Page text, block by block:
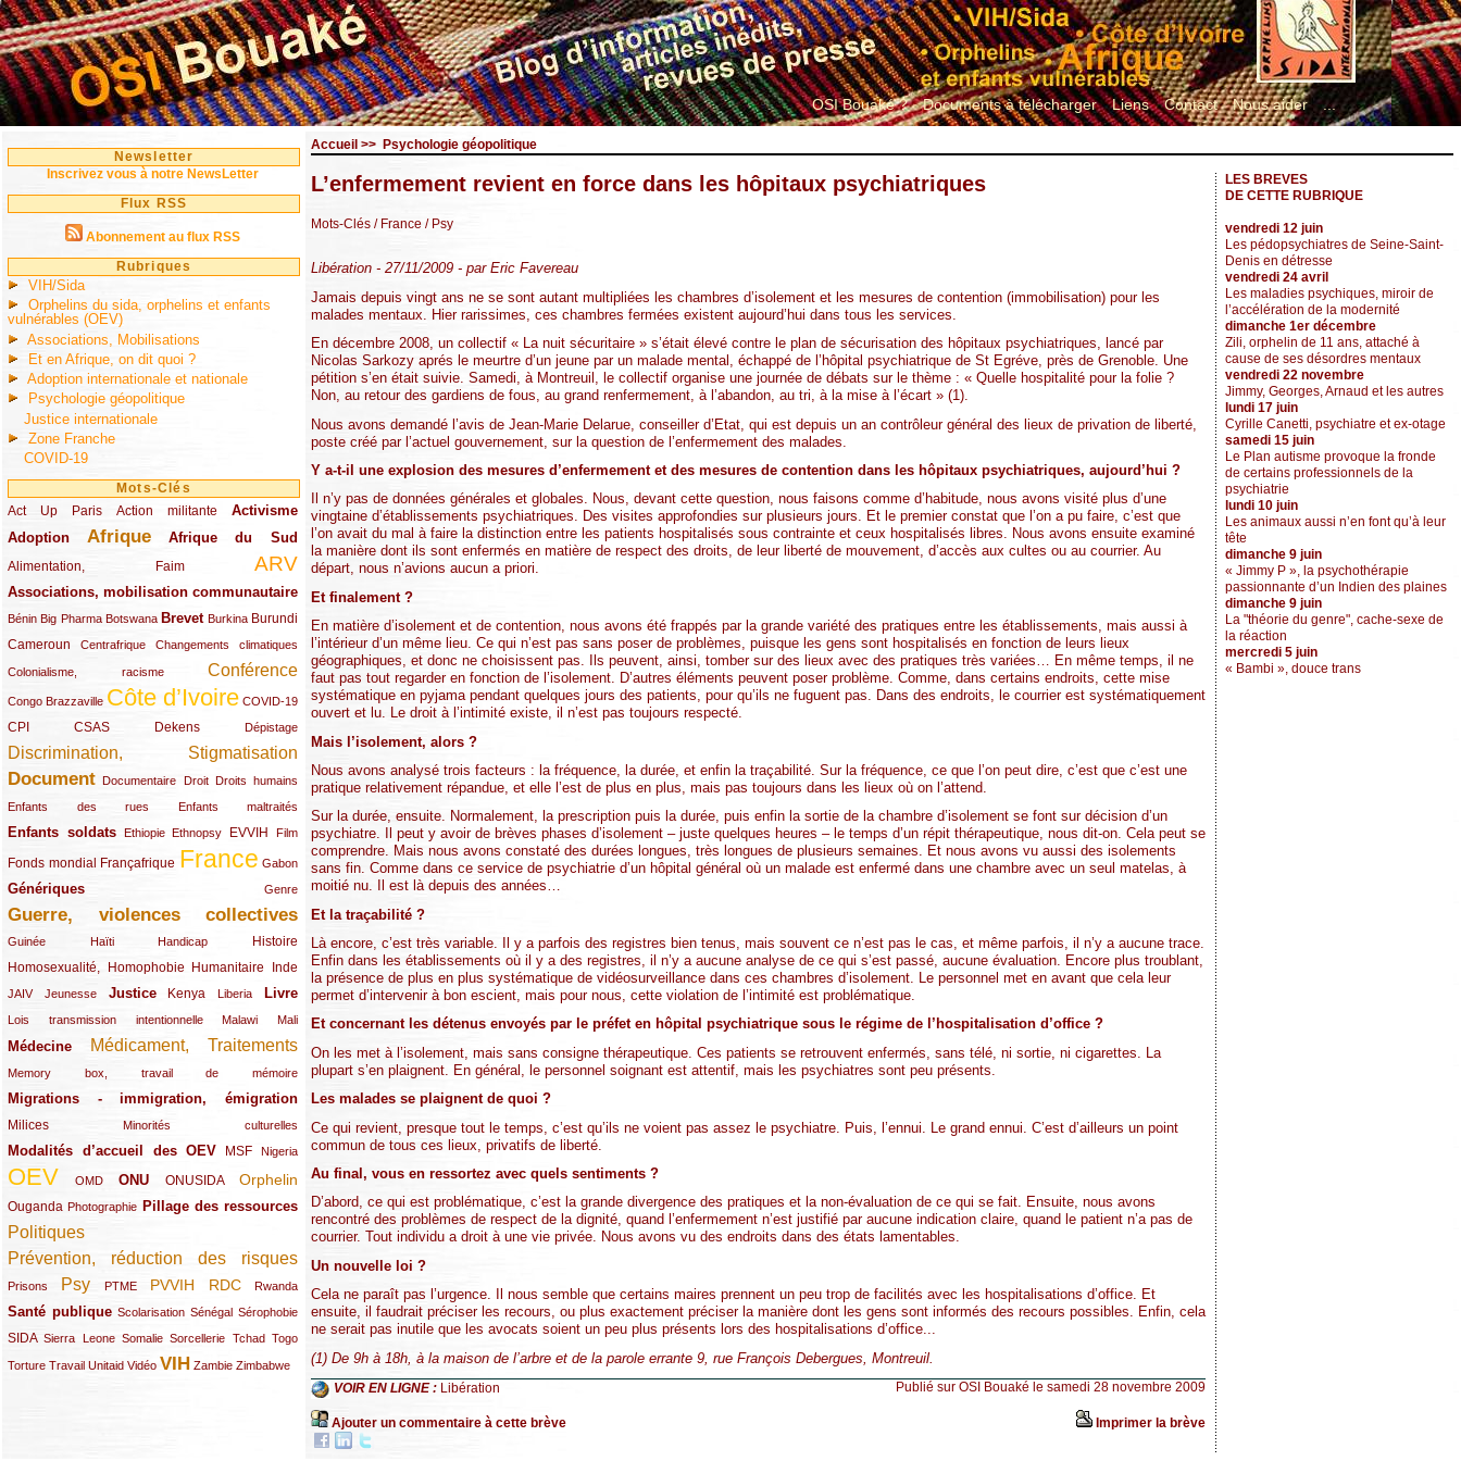
OSI Bouaké ? Documents à télécharger Liens Contact Nous aider ...
Newsletter
Inscrivez vous à notre NewsLetter
Flux RSS
Abonnement au flux RSS
Rubriques
VIH/Sida
Orphelins du sida, orphelins et enfants
vulnérables (OEV)
Associations, Mobilisations
Et en Afrique, on dit quoi ?
Adoption internationale et nationale
Psychologie géopolitique
Justice internationale
Zone Franche
COVID-19
Mots-Clés
Act Up Paris
(49/289) Action militante
(32/289) Activisme
(73/289)
Adoption
(82/289) Afrique
(161/289) Afrique du Sud
(73/289)
Alimentation, Faim
(48/289) ARV
(203/289)
Associations, mobilisation communautaire
(65/289)
Bénin
(13/289)Big Pharma
(16/289) Botswana
(9/289) Brevet
(83/289) Burkina
(18/289) Burundi
(30/289)
Cameroun
(47/289) Centrafrique
(23/289) Changements climatiques
(10/289)
Colonialisme, racisme
(19/289) Conférence
(118/289)
Congo Brazzaville
(24/289) Côte d’Ivoire
(263/289) COVID-19
(13/289)
CPI
(48/289) CSAS
(32/289) Dekens
(29/289) Dépistage
(19/289)
Discrimination, Stigmatisation
(131/289)
Document
(145/289) Documentaire
(9/289) Droit
(20/289) Droits humains
(22/289)
Enfants des rues
(21/289) Enfants maltraités
(10/289)
Enfants soldats
(68/289) Ethiopie
(12/289) Ethnopsy
(15/289) EVVIH
(55/289) Film
(22/289)
Fonds mondial
(48/289) Françafrique
(39/289) France
(289/289) Gabon
(12/289)
Génériques
(59/289) Genre
(22/289)
Guerre, violences collectives
(149/289)
Guinée
(12/289) Haïti
(15/289) Handicap
(10/289) Histoire
(49/289)
Homosexualité, Homophobie
(44/289) Humanitaire
(47/289) Inde
(34/289)
JAIV
(10/289)Jeunesse
(21/289) Justice
(65/289) Kenya
(35/289) Liberia
(25/289) Livre
(62/289)
Lois transmission intentionnelle
(24/289) Malawi
(11/289) Mali
(21/289)
Médecine
(62/289) Médicament, Traitements
(142/289)
Memory box, travail de mémoire
(11/289)
Migrations - immigration, émigration
(67/289)
Milices
(34/289) Minorités culturelles
(15/289)
Modalités d’accueil des OEV
(58/289) MSF
(54/289) Nigeria
(27/289)
OEV
(269/289) OMD
(26/289) ONU
(58/289) ONUSIDA
(44/289) Orphelin
(112/289)
Ouganda
(29/289) Photographie
(27/289) Pillage des ressources
(77/289)
Politiques
(120/289)
Prévention, réduction des risques
(131/289)
Prisons
(22/289) Psy
(119/289) PTME
(12/289) PVVIH
(111/289) RDC
(104/289) Rwanda
(23/289)
Santé publique
(59/289) Scolarisation
(9/289) Sénégal
(13/289) Sérophobie
(19/289)
SIDA
(29/289)Sierra Leone
(13/289) Somalie
(12/289) Sorcellerie
(19/289) Tchad
(10/289) Togo
(15/289)
Torture
(17/289)Travail
(21/289) Unitaid
(26/289) Vidéo
(23/289) VIH
(154/289) Zambie
(12/289) Zimbabwe
(21/289)
Accueil >> Psychologie géopolitique
L’enfermement revient en force dans les hôpitaux psychiatriques
Mots-Clés / France / Psy
Libération - 27/11/2009 - par Eric Favereau
Jamais depuis vingt ans ne se sont autant multipliées les chambres d’isolement et les mesures de contention (immobilisation) pour les
malades mentaux. Hier rarissimes, ces chambres fermées existent aujourd’hui dans tous les services.
En décembre 2008, un collectif « La nuit sécuritaire » s’était élevé contre le plan de sécurisation des hôpitaux psychiatriques, lancé par
Nicolas Sarkozy aprés le meurtre d’un jeune par un malade mental, échappé de l’hôpital psychiatrique de St Egréve, près de Grenoble. Une
pétition s’en était suivie. Samedi, à Montreuil, le collectif organise une journée de débats sur le thème : « Quelle hospitalité pour la folie ?
Non, au retour des gardiens de fous, au grand renfermement, à l’abandon, au tri, à la mise à l’écart » (1).
Nous avons demandé l’avis de Jean-Marie Delarue, conseiller d’Etat, qui est depuis un an contrôleur général des lieux de privation de liberté,
poste créé par l’actuel gouvernement, sur la question de l’enfermement des malades.
Y a-t-il une explosion des mesures d’enfermement et des mesures de contention dans les hôpitaux psychiatriques, aujourd’hui ?
Il n’y pas de données générales et globales. Nous, devant cette question, nous faisons comme d’habitude, nous avons visité plus d’une
vingtaine d’établissements psychiatriques. Des visites approfondies sur plusieurs jours. Et le premier constat que l’on a pu faire, c’est que
l’on avait du mal à faire la distinction entre les patients hospitalisés sous contrainte et ceux hospitalisés libres. Nous avons ensuite examiné
la manière dont ils sont enfermés en matière de respect des droits, de leur liberté de mouvement, d’accès aux cultes ou au courrier. Au
départ, nous n’avions aucun a priori.
Et finalement ?
En matière d’isolement et de contention, nous avons été frappés par la grande variété des pratiques entre les établissements, mais aussi à
l’intérieur d’un même lieu. Ce qui n’est pas sans poser de problèmes, puisque les gens sont hospitalisés en fonction de leurs lieux
géographiques, et donc ne choisissent pas. Ils peuvent, ainsi, tomber sur des lieux avec des pratiques très variées… En même temps, il ne
faut pas tout regarder en fonction de l’isolement. D’autres éléments peuvent poser problème. Comme, dans certains endroits, cette mise
systématique en pyjama pendant quelques jours des patients, pour qu’ils ne fuguent pas. Dans des endroits, le courrier est systématiquement
ouvert et lu. Le droit à l’intimité existe, il n’est pas toujours respecté.
Mais l’isolement, alors ?
Nous avons analysé trois facteurs : la fréquence, la durée, et enfin la traçabilité. Sur la fréquence, ce que l’on peut dire, c’est que c’est une
pratique relativement répandue, et elle l’est de plus en plus, mais pas toujours dans les lieux où on l’attend.
Sur la durée, ensuite. Normalement, la prescription puis la durée, puis enfin la sortie de la chambre d’isolement se font sur décision d’un
psychiatre. Il peut y avoir de brèves phases d’isolement – juste quelques heures – le temps d’un répit thérapeutique, nous dit-on. Cela peut se
comprendre. Mais nous avons constaté des durées longues, très longues de plusieurs semaines. Et nous avons vu aussi des isolements
sans fin. Comme dans ce service de psychiatrie d’un hôpital général où un malade est enfermé dans une chambre avec un seul matelas, à
moitié nu. Il est là depuis des années…
Et la traçabilité ?
Là encore, c’est très variable. Il y a parfois des registres bien tenus, mais souvent ce n’est pas le cas, et même parfois, il n’y a aucune trace.
Enfin dans les établissements où il y a des registres, il n’y a aucune analyse de ce qui s’est passé, aucune évaluation. Encore plus troublant,
la présence de plus en plus systématique de vidéosurveillance dans ces chambres d’isolement. Le personnel met en avant que cela leur
permet d’intervenir à bon escient, mais pour nous, cette violation de l’intimité est problématique.
Et concernant les détenus envoyés par le préfet en hôpital psychiatrique sous le régime de l’hospitalisation d’office ?
On les met à l’isolement, mais sans consigne thérapeutique. Ces patients se retrouvent enfermés, sans télé, ni sortie, ni cigarettes. La
plupart s’en plaignent. En général, le personnel soignant est attentif, mais les psychiatres sont peu présents.
Les malades se plaignent de quoi ?
Ce qui revient, presque tout le temps, c’est qu’ils ne voient pas assez le psychiatre. Puis, l’ennui. Le grand ennui. C’est d’ailleurs un point
commun de tous ces lieux, privatifs de liberté.
Au final, vous en ressortez avec quels sentiments ?
D’abord, ce qui est problématique, c’est la grande divergence des pratiques et la non-évaluation de ce qui se fait. Ensuite, nous avons
rencontré des problèmes de respect de la dignité, quand l’enfermement n’est justifié par aucune indication claire, quand le patient n’a pas de
courrier. Tout individu a droit à une vie privée. Nous avons vu des endroits dans des états lamentables.
Un nouvelle loi ?
Cela ne paraît pas l’urgence. Il nous semble que certains maires prennent un peu trop de facilités avec les hospitalisations d’office. Et
ensuite, il faudrait préciser les recours, ou plus exactement préciser la manière dont les gens sont informés des recours possibles. Enfin, cela
ne serait pas inutile que les avocats soient un peu plus présents lors des hospitalisations d’office...
(1) De 9h à 18h, à la maison de l’arbre et de la parole errante 9, rue François Debergues, Montreuil.
VOIR EN LIGNE : Libération Publié sur OSI Bouaké le samedi 28 novembre 2009
Ajouter un commentaire à cette brève Imprimer la brève
LES BREVES
DE CETTE RUBRIQUE
vendredi 12 juin
Les pédopsychiatres de Seine-Saint-
Denis en détresse
vendredi 24 avril
Les maladies psychiques, miroir de
l’accélération de la modernité
dimanche 1er décembre
Zili, orphelin de 11 ans, attaché à
cause de ses désordres mentaux
vendredi 22 novembre
Jimmy, Georges, Arnaud et les autres
lundi 17 juin
Cyrille Canetti, psychiatre et ex-otage
samedi 15 juin
Le Plan autisme provoque la fronde
de certains professionnels de la
psychiatrie
lundi 10 juin
Les animaux aussi n’en font qu’à leur
tête
dimanche 9 juin
« Jimmy P », la psychothérapie
passionnante d’un Indien des plaines
dimanche 9 juin
La "théorie du genre", cache-sexe de
la réaction
mercredi 5 juin
« Bambi », douce trans